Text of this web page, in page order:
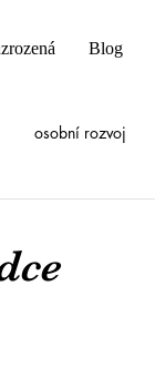
Blog
osobní rozvoj